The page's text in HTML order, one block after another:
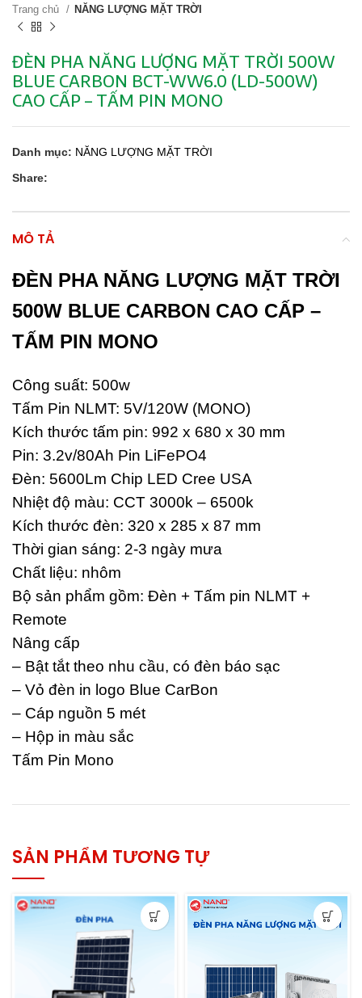
Trang chủ NĂNG LƯỢNG MẶT TRỜI
ĐÈN PHA NĂNG LƯỢNG MẶT TRỜI 500W
BLUE CARBON BCT-WW6.0 (LD-500W)
CAO CẤP – TẤM PIN MONO
Danh mục: NĂNG LƯỢNG MẶT TRỜI
Share:
MÔ TẢ
ĐÈN PHA NĂNG LƯỢNG MẶT TRỜI
500W BLUE CARBON CAO CẤP –
TẤM PIN MONO
Công suất: 500w
Tấm Pin NLMT: 5V/120W (MONO)
Kích thước tấm pin: 992 x 680 x 30 mm
Pin: 3.2v/80Ah Pin LiFePO4
Đèn: 5600Lm Chip LED Cree USA
Nhiệt độ màu: CCT 3000k – 6500k
Kích thước đèn: 320 x 285 x 87 mm
Thời gian sáng: 2-3 ngày mưa
Chất liệu: nhôm
Bộ sản phẩm gồm: Đèn + Tấm pin NLMT +
Remote
Nâng cấp
– Bật tắt theo nhu cầu, có đèn báo sạc
– Vỏ đèn in logo Blue CarBon
– Cáp nguồn 5 mét
– Hộp in màu sắc
Tấm Pin Mono
SẢN PHẨM TƯƠNG TỰ